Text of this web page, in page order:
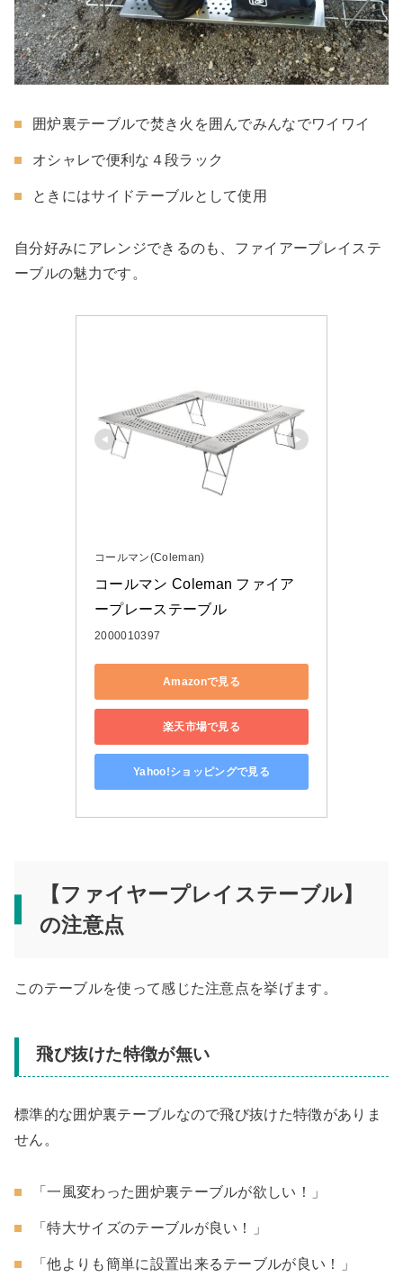
囲炉裏テーブルで焚き火を囲んでみんなでワイワイ
オシャレで便利な４段ラック
ときにはサイドテーブルとして使用
自分好みにアレンジできるのも、ファイアープレイステ
ーブルの魅力です。
コールマン(Coleman)
コールマン Coleman ファイア
ープレーステーブル
2000010397
Amazonで見る
楽天市場で見る
Yahoo!ショッピングで見る
【ファイヤープレイステーブル】
の注意点
このテーブルを使って感じた注意点を挙げます。
飛び抜けた特徴が無い
標準的な囲炉裏テーブルなので飛び抜けた特徴がありま
せん。
「一風変わった囲炉裏テーブルが欲しい！」
「特大サイズのテーブルが良い！」
「他よりも簡単に設置出来るテーブルが良い！」